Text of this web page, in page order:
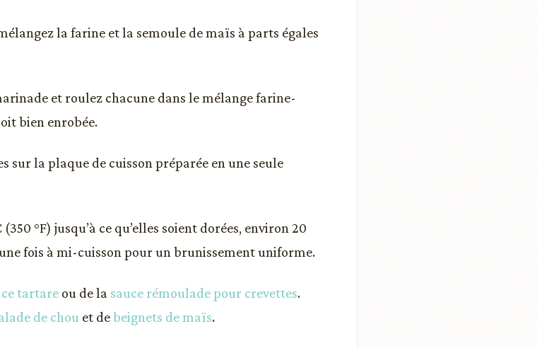
la farine et la semoule de maïs à parts égales
et roulez chacune dans le mélange farine-
bien enrobée.
sur la plaque de cuisson préparée en une seule
°F) jusqu’à ce qu’elles soient dorées, environ 20
fois à mi-cuisson pour un brunissement uniforme.
tartare ou de la sauce rémoulade pour crevettes.
de chou et debeignets de maïs.